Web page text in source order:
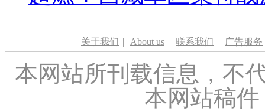
关于我们 | About us | 联系我们 | 广告服务
本网站所刊载信息，不
本网站稿